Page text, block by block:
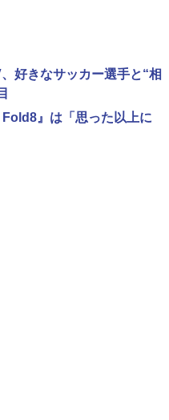
好きなサッカー選手と“相
』は「思った以上に